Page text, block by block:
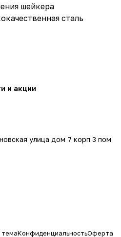
шейкера
сталь
и акции
улица дом 7 корп 3 пом
темаКонфиденциальностьОферта